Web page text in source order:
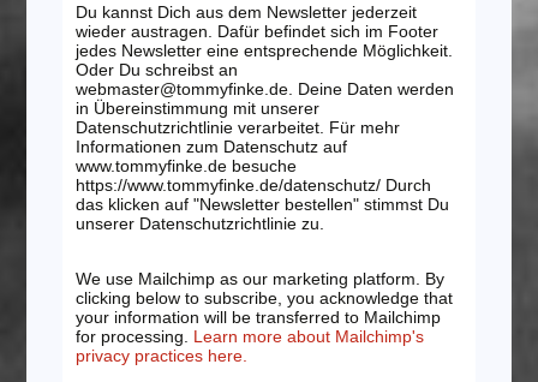
Du kannst Dich aus dem Newsletter jederzeit
wieder austragen. Dafür befindet sich im Footer
jedes Newsletter eine entsprechende Möglichkeit.
Oder Du schreibst an
webmaster@tommyfinke.de. Deine Daten werden
in Übereinstimmung mit unserer
Datenschutzrichtlinie verarbeitet. Für mehr
Informationen zum Datenschutz auf
www.tommyfinke.de besuche
https://www.tommyfinke.de/datenschutz/ Durch
das klicken auf "Newsletter bestellen" stimmst Du
unserer Datenschutzrichtlinie zu.
We use Mailchimp as our marketing platform. By
clicking below to subscribe, you acknowledge that
your information will be transferred to Mailchimp
for processing. Learn more about Mailchimp's
privacy practices here.